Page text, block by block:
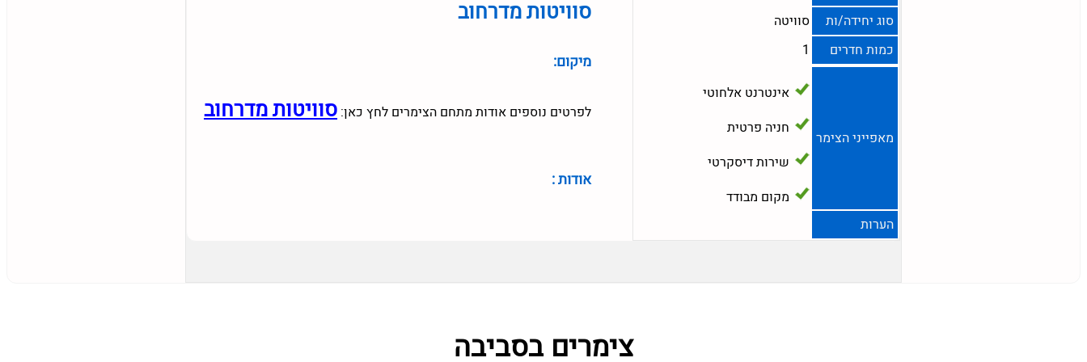
סוג יחידה/ות
סוויטה
כמות חדרים
1
מאפייני הצימר
אינטרנט אלחוטי
חניה פרטית
שירות דיסקרטי
מקום מבודד
הערות
סוויטות מדרחוב
מיקום:
לפרטים נוספים אודות מתחם הצימרים לחץ כאן: סוויטות מדרחוב
אודות :
צימרים בסביבה